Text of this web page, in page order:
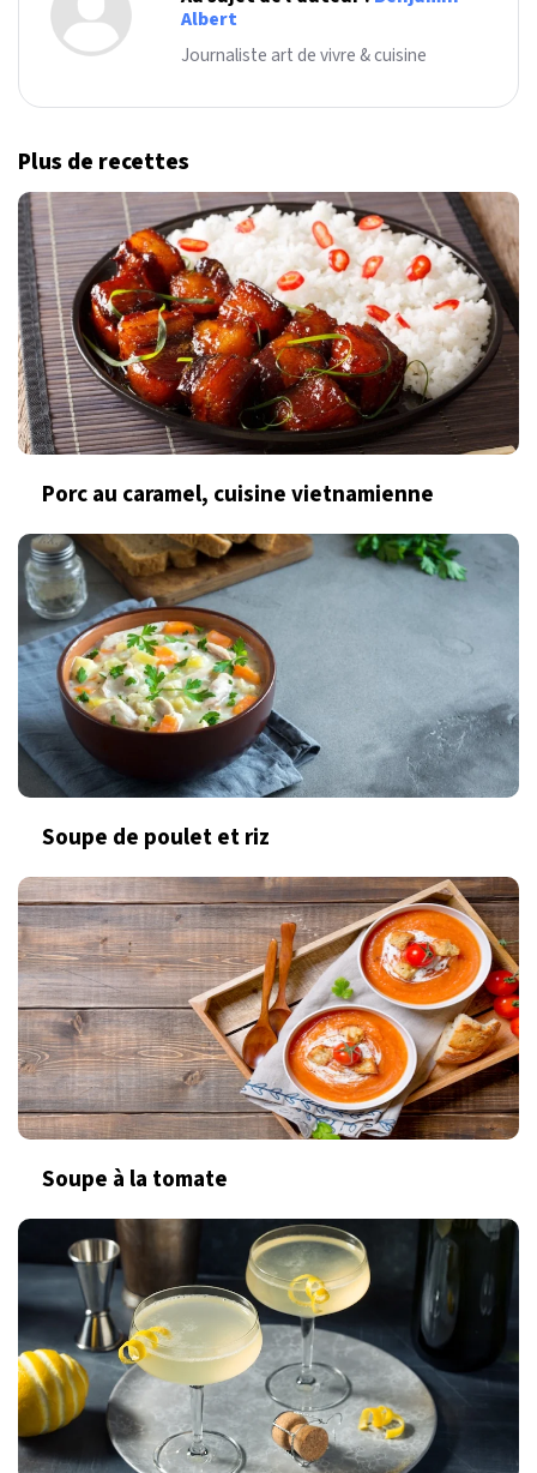
Albert
Journaliste art de vivre & cuisine
Plus de recettes
Porc au caramel, cuisine vietnamienne
Soupe de poulet et riz
Soupe à la tomate